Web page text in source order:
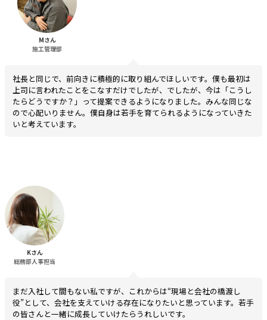
Mさん
施工管理部
社長と同じで、前向きに積極的に取り組んでほしいです。僕も最初は
上司に言われたことをこなすだけでしたが、でしたが、今は「こうし
たらどうですか？」って提案できるようになりました。みんな同じな
ので心配いりません。僕自身は若手を育てられるようになっていきた
いと考えています。
Kさん
総務部人事担当
まだ入社して間もない私ですが、これからは“現場と会社の橋渡し
役”として、会社を支えていける存在になりたいと思っています。若手
の皆さんと一緒に成長していけたらうれしいです。